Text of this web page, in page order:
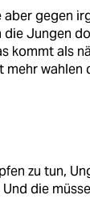
aber gegen
die Jungen
kommt als
mehr wahlen
zu tun,
die